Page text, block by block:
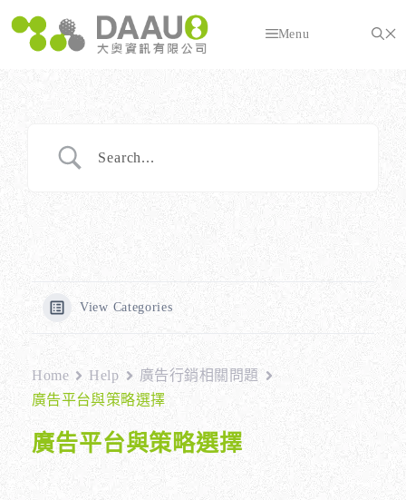
至
內
Menu
View Categories
Home Help
廣告行銷相關問題
廣告平台與策略選擇
廣告平台與策略選擇